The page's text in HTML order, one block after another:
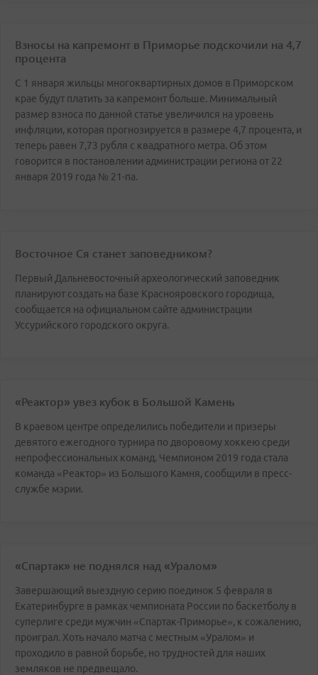
Взносы на капремонт в Приморье подскочили на 4,7
процента
С 1 января жильцы многоквартирных домов в Приморском
крае будут платить за капремонт больше. Минимальный
размер взноса по данной статье увеличился на уровень
инфляции, которая прогнозируется в размере 4,7 процента, и
теперь равен 7,73 рубля с квадратного метра. Об этом
говорится в постановлении администрации региона от 22
января 2019 года № 21-па.
Восточное Ся станет заповедником?
Первый Дальневосточный археологический заповедник
планируют создать на базе Краснояровского городища,
сообщается на официальном сайте администрации
Уссурийского городского округа.
«Реактор» увез кубок в Большой Камень
В краевом центре определились победители и призеры
девятого ежегодного турнира по дворовому хоккею среди
непрофессиональных команд. Чемпионом 2019 года стала
команда «Реактор» из Большого Камня, сообщили в пресс-
службе мэрии.
«Спартак» не поднялся над «Уралом»
Завершающий выездную серию поединок 5 февраля в
Екатеринбурге в рамках чемпионата России по баскетболу в
суперлиге среди мужчин «Спартак-Приморье», к сожалению,
проиграл. Хоть начало матча с местным «Уралом» и
проходило в равной борьбе, но трудностей для наших
земляков не предвещало.